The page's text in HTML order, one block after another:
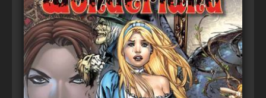
Voir
Ajouter au panier